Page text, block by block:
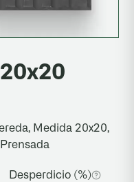
Medida 20x20,
Desperdicio (%)